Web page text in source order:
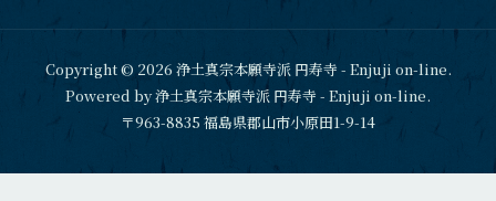
Copyright © 2026 浄土真宗本願寺派 円寿寺 - Enjuji on-line.
Powered by 浄土真宗本願寺派 円寿寺 - Enjuji on-line.
〒963-8835 福島県郡山市小原田1-9-14